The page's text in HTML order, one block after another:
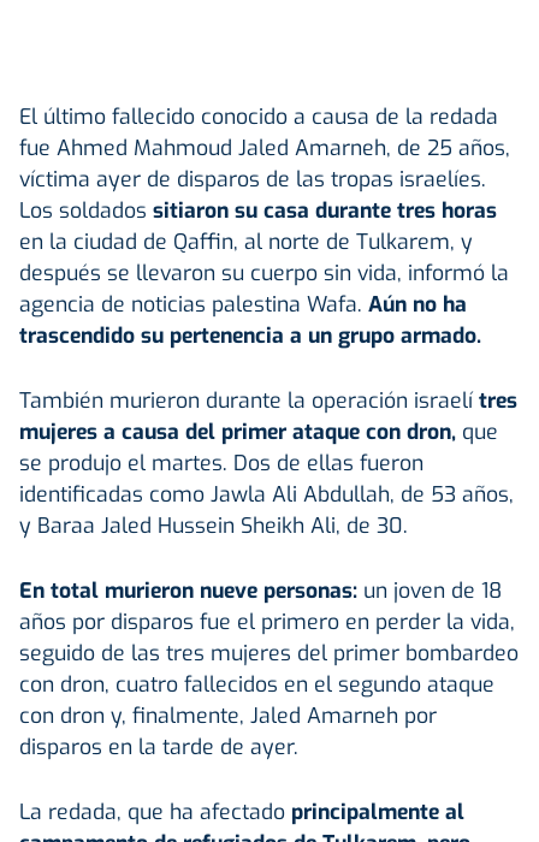
El último fallecido conocido a causa de la redada
fue Ahmed Mahmoud Jaled Amarneh, de 25 años,
víctima ayer de disparos de las tropas israelíes.
Los soldados sitiaron su casa durante tres horas
en la ciudad de Qaffin, al norte de Tulkarem, y
después se llevaron su cuerpo sin vida, informó la
agencia de noticias palestina Wafa. Aún no ha
trascendido su pertenencia a un grupo armado.
También murieron durante la operación israelítres
mujeres a causa del primer ataque con dron, que
se produjo el martes. Dos de ellas fueron
identificadas como Jawla Ali Abdullah, de 53 años,
y Baraa Jaled Hussein Sheikh Ali, de 30.
En total murieron nueve personas: un joven de 18
años por disparos fue el primero en perder la vida,
seguido de las tres mujeres del primer bombardeo
con dron, cuatro fallecidos en el segundo ataque
con dron y, finalmente, Jaled Amarneh por
disparos en la tarde de ayer.
La redada, que ha afectado principalmente al